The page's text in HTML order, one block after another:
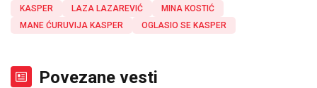
KASPER LAZA LAZAREVIĆ
MINA KOSTIĆ
MANE ĆURUVIJA KASPER
OGLASIO SE KASPER
Povezane vesti